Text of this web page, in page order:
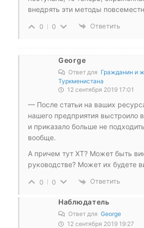
внедрять эти методы
0 0 Ответить
George
Ответ для Гражданин и
Туркменистана
12 сентября 2019 17:01
— После статьи на ваших
нашего предприятия выстроило
и приказало больше не
вообще.
А причем тут ХТ? Может быть
руководстве? Может их будете
0 0 Ответить
Наблюдатель
Ответ для George
12 сентября 2019 19:27